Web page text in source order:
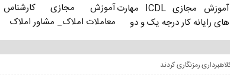
آموزش مجازی ICDL مهارت
های رایانه کار درجه یک و دو
آموزش مجازی کارشناس
معاملات املاک_ مشاور املاک